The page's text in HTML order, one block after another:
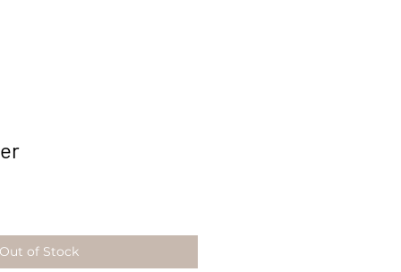
Out of Stock